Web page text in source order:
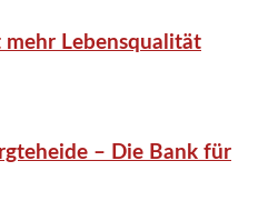
Lebensqualität
– Die Bank für